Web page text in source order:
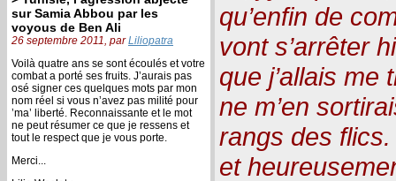
sur Samia Abbou par les
voyous de Ben Ali
26 septembre 2011, parLiliopatra
Voilà quatre ans se sont écoulés et votre
combat a porté ses fruits. J’aurais pas
osé signer ces quelques mots par mon
nom réel si vous n’avez pas milité pour
’ma’ liberté. Reconnaissante et le mot
ne peut résumer ce que je ressens et
tout le respect que je vous porte.
Merci...
qu’enfin de
vont s’arrêter
que j’allais me
ne m’en
rangs des flics.
et